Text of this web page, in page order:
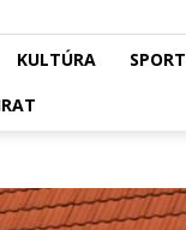
KULTÚRA
SPORT